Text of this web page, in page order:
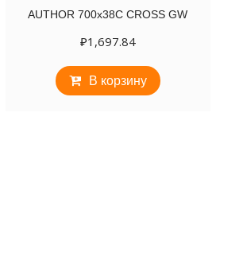
AUTHOR 700х38C CROSS GW
₽1,697.84
В корзину